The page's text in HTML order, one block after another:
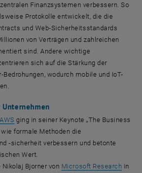
Finanzsystemen verbessern. So
Protokolle entwickelt, die die
und Web-Sicherheitsstandards
von Verträgen und zahlreichen
sind. Andere wichtige
sich auf die Stärkung der
-Bedrohungen, wodurch mobile und IoT-
, öffnet eine externe URL in einem neuen
ging in seiner Keynote „The Business
wie formale Methoden die
-sicherheit verbessern und betonte
Wert.
Bjorner von Microsoft Research ,in